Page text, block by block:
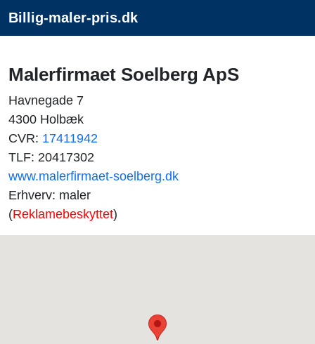
Billig-maler-pris.dk
Malerfirmaet Soelberg ApS
Havnegade 7
4300 Holbæk
CVR: 17411942
TLF: 20417302
www.malerfirmaet-soelberg.dk
Erhverv: maler
(Reklamebeskyttet)